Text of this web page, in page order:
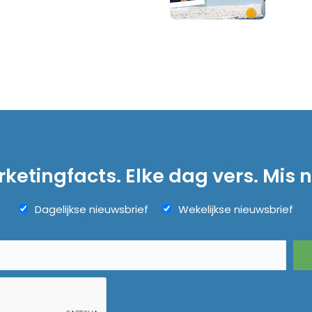
Elke dag vers. Mis
Dagelijkse nieuwsbrief Wekelijkse nieuwsbrief